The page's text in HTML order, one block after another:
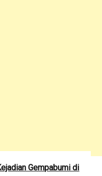
Gempabumi di